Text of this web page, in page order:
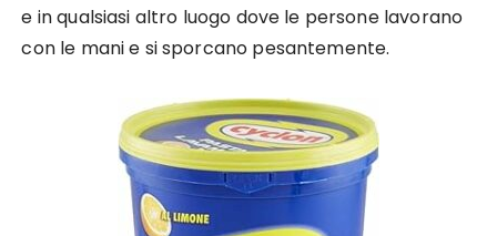
e in qualsiasi altro luogo dove le persone lavorano
con le mani e si sporcano pesantemente.